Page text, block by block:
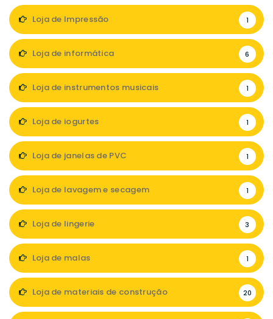
Loja de Impressão 1
Loja de informática 6
Loja de instrumentos musicais 1
Loja de iogurtes 1
Loja de janelas de PVC 1
Loja de lavagem e secagem 1
Loja de lingerie 3
Loja de malas 1
Loja de materiais de construção 20